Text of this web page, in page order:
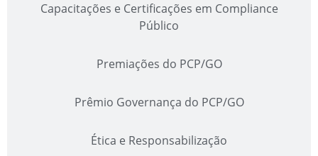
Capacitações e Certificações em Compliance
Público
Premiações do PCP/GO
Prêmio Governança do PCP/GO
Ética e Responsabilização